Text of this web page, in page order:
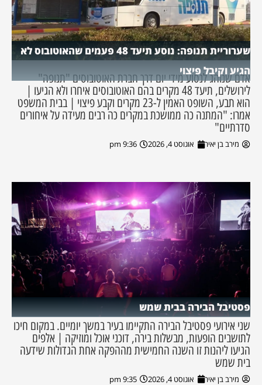
שערוריית תנופה: נוסע תיעד 48 פעמים שהאוטובוס לא
הגיע וקיבל פיצוי
אדם שנוהג לנסוע מידי יום דרך חברת האוטובוסים "תנופה"
לירושלים, תיעד 48 מקרים בהם האוטובוסים איחרו ולא הגיעו |
הוא תבע, השופט האמין ל-23 מקרים וקבע פיצוי | בבית המשפט
אמרו: "המתנה כה ממושכת במקרים כה רבים מעידה על איחורים
סדרתיים"
מירב בן יאיר אוגוסט 4, 2026 9:36 pm
פסטיבל הבירה בבית שמש
שני אירועי פסטיבל הבירה התקיימו בעיר במשך יומיים. במקום חיכו
לתושבים הופעות, מבשלות בירה, דוכני אוכל ומוזיקה | אלפים
הגיעו ליהנות זו השנה החמישית מההפקה אחת הגדולות שידעה
בית שמש
מירב בן יאיר אוגוסט 4, 2026 9:35 pm